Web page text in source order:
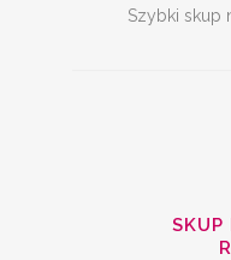
Szybki skup
SKUP
SKUP